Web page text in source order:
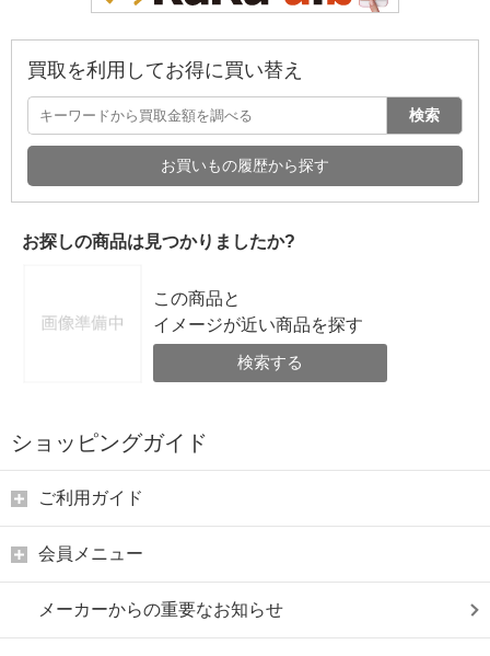
買取を利用してお得に買い替え
検索
お買いもの履歴から探す
お探しの商品は見つかりましたか?
この商品と
イメージが近い商品を探す
検索する
ショッピングガイド
ご利用ガイド
会員メニュー
メーカーからの重要なお知らせ